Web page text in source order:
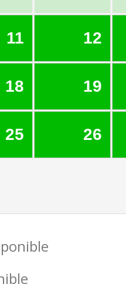
11 12
18 19
25 26